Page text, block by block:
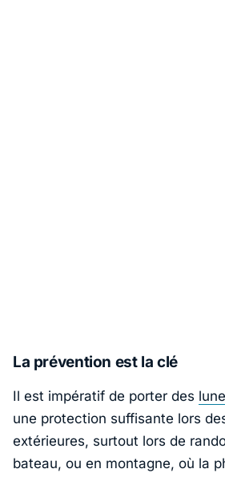
La prévention est la clé
Il est impératif de porter des
une protection suffisante lors
extérieures, surtout lors de
bateau, ou en montagne, où la